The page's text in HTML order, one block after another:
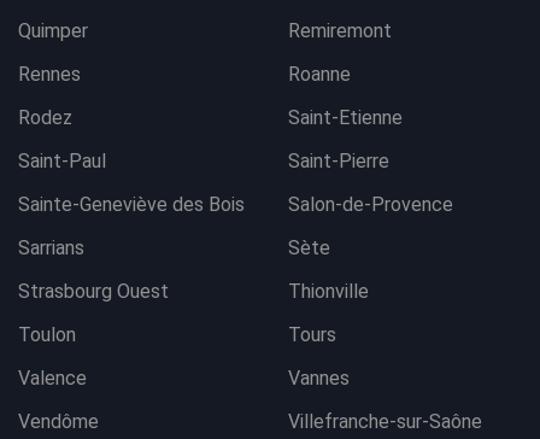
Quimper
Remiremont
Rennes
Roanne
Rodez
Saint-Etienne
Saint-Paul
Saint-Pierre
Sainte-Geneviève des Bois
Salon-de-Provence
Sarrians
Sète
Strasbourg Ouest
Thionville
Toulon
Tours
Valence
Vannes
Vendôme
Villefranche-sur-Saône